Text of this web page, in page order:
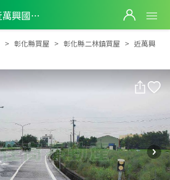
近萬興國小甲建
近萬興國小甲建
彰化縣買屋 彰化縣二林鎮買屋
近萬興